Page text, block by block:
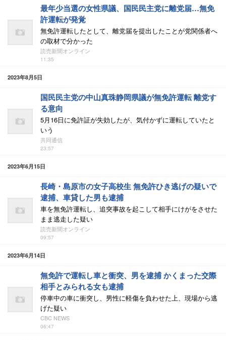
最年少当選の女性県議、国民民主党に離党届…無免
許運転が発覚
無免許運転したとして、離党届を提出したことが党関係者へ
の取材で分かった
読売新聞オンライン
11:35
2023年8月5日
国民民主党の中山真珠静岡県議が無免許運転 離党す
る意向
5月16日に免許証が失効したが、気付かずに運転していたと
いう
共同通信
23:57
2023年6月15日
長崎・島原市の女子高校生 無免許ひき逃げの疑いで
逮捕、車貸した男も逮捕
車を無免許運転し、追突事故を起こして相手にけがをさせた
まま逃走した疑い
読売新聞オンライン
09:57
2023年6月14日
無免許で運転し車と衝突、男を逮捕 かくまった交際
相手とみられる女も逮捕
停車中の車に衝突し、男性に軽傷を負わせた上、現場から逃
げた疑い
CBC NEWS
06:47